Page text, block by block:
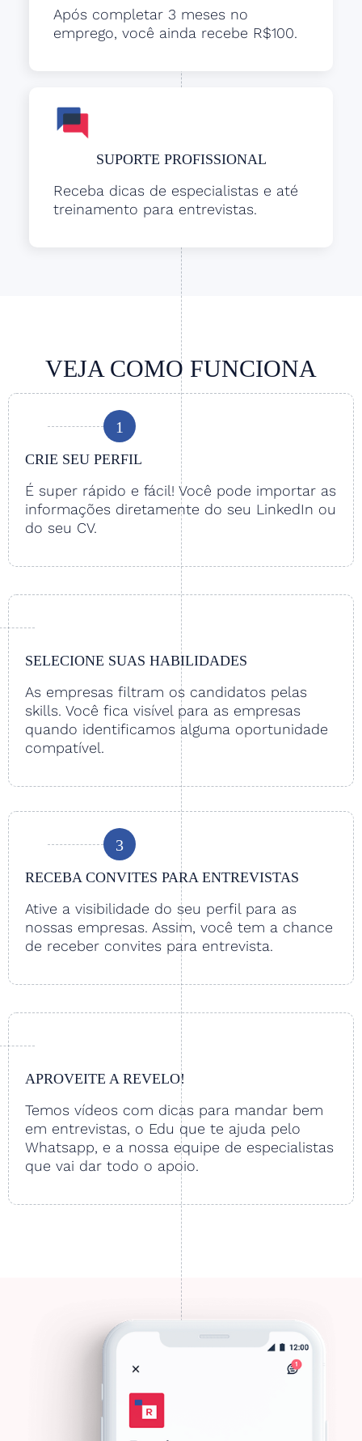
Após completar 3 meses no
emprego, você ainda recebe R$100.
SUPORTE PROFISSIONAL
Receba dicas de especialistas e até
treinamento para entrevistas.
VEJA COMO FUNCIONA
1
CRIE SEU PERFIL
É super rápido e fácil! Você pode importar as
informações diretamente do seu LinkedIn ou
do seu CV.
SELECIONE SUAS HABILIDADES
As empresas filtram os candidatos pelas
skills. Você fica visível para as empresas
quando identificamos alguma oportunidade
compatível.
3
RECEBA CONVITES PARA ENTREVISTAS
Ative a visibilidade do seu perfil para as
nossas empresas. Assim, você tem a chance
de receber convites para entrevista.
APROVEITE A REVELO!
Temos vídeos com dicas para mandar bem
em entrevistas, o Edu que te ajuda pelo
Whatsapp, e a nossa equipe de especialistas
que vai dar todo o apoio.